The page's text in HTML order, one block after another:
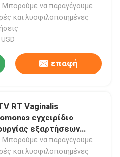
Μπορούμε να παραγάγουμε
και λυοφιλοποιημένες
επαφή
RT Vaginalis
εγχειρίδιο
εξαρτήσεων
48 δοκιμές/
Μπορούμε να παραγάγουμε
και λυοφιλοποιημένες